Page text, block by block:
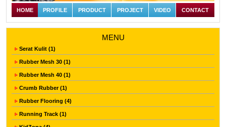
HOME PROFILE PRODUCT PROJECT VIDEO CONTACT
MENU
Serat Kulit (1)
Rubber Mesh 30 (1)
Rubber Mesh 40 (1)
Crumb Rubber (1)
Rubber Flooring (4)
Running Track (1)